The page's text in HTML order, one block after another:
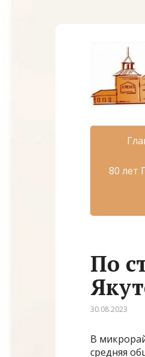
80 лет
По
30.08.2023
В
средняя